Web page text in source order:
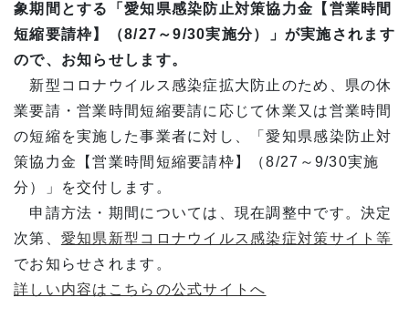
象期間とする「愛知県感染防止対策協力金【営業時間
短縮要請枠】（8/27～9/30実施分）」が実施されます
ので、お知らせします。
新型コロナウイルス感染症拡大防止のため、県の休
業要請・営業時間短縮要請に応じて休業又は営業時間
の短縮を実施した事業者に対し、「愛知県感染防止対
策協力金【営業時間短縮要請枠】（8/27～9/30実施
分）」を交付します。
申請方法・期間については、現在調整中です。決定
次第、 愛知県新型コロナウイルス感染症対策サイト等
でお知らせされます。
詳しい内容はこちらの公式サイトへ